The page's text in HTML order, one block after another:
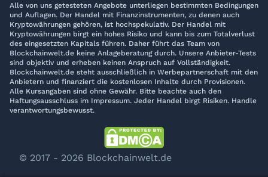
Alle von uns getesteten Angebote unterliegen bestimmten Bedingungen
und Auflagen. Der Handel mit Finanzinstrumenten, zu denen auch
Kryptowährungen gehören, ist hochspekulativ. Der Handel mit
Kryptowährungen birgt ein hohes Risiko und kann bis zum Totalverlust
des eingesetzten Kapitals führen. Daher führt das Team von
Blockchainwelt.de keine Anlageberatung durch. Unsere Anbieter-Tests
sind objektiv und erheben keinen Anspruch auf Vollständigkeit.
Blockchainwelt.de steht ausschließlich in Werbepartnerschaft mit den
Anbietern und finanziert die kostenlosen Inhalte durch Provisionen.
Alle Kursangaben sind ohne Gewähr. Bitte beachte auch den
Haftungsausschluss im Impressum. Jeder Handel birgt Risiken. Handle
verantwortungsbewusst.
© 2017 - 2026 Blockchainwelt.de